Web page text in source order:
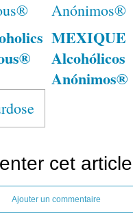
MEXIQUE
Alcohólicos
Anónimos®
cet article
Ajouter un commentaire